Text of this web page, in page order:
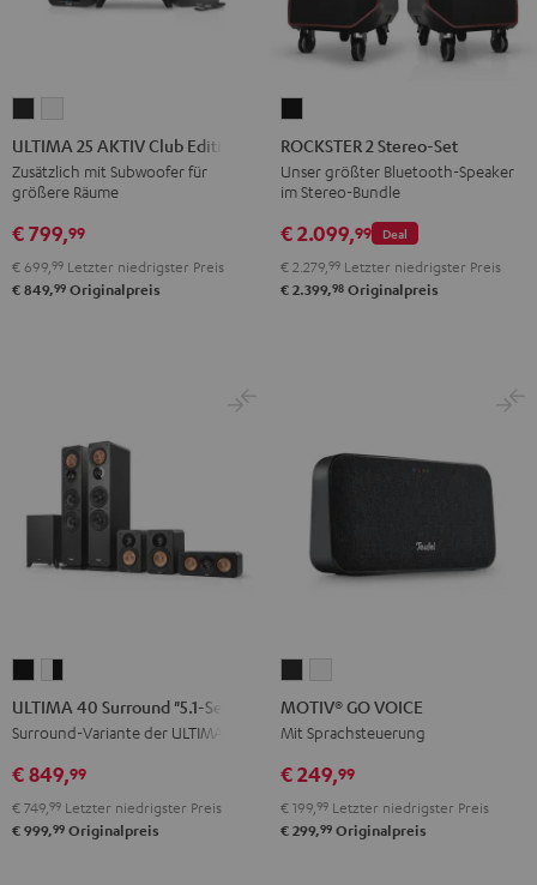
25
AKTIV
Club
Edition
Black
25
AKTIV
Club
Edition
White
ULTIMA 25 AKTIV Club Edition
Zusätzlich mit Subwoofer für
größere Räume
€ 799,99
€ 699,99 Letzter niedrigster Preis
€ 849,99 Originalpreis
2
Stereo-
Set
Schwarz
ROCKSTER 2 Stereo-Set
Unser größter Bluetooth-Speaker
im Stereo-Bundle
Deal
€ 2.099,99
€ 2.279,99 Letzter niedrigster Preis
€ 2.399,98 Originalpreis
40
Surround
Set"
Schwarz
40
Surround
Set"
Weiß
ULTIMA 40 Surround "5.1-Set"
Surround-Variante der ULTIMA 40
€ 849,99
€ 749,99 Letzter niedrigster Preis
€ 999,99 Originalpreis
GO
VOICE
Black
GO
VOICE
White
MOTIV® GO VOICE
Mit Sprachsteuerung
€ 249,99
€ 199,99 Letzter niedrigster Preis
€ 299,99 Originalpreis